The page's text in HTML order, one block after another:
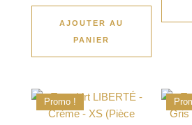
AJOUTER AU
PANIER
Promo !